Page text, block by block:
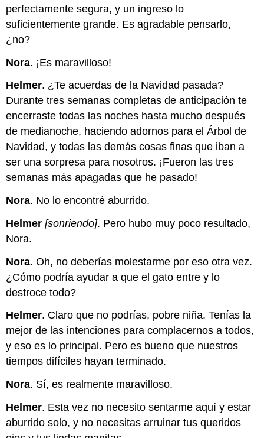
perfectamente segura, y un ingreso lo
suficientemente grande. Es agradable pensarlo,
¿no?
Nora. ¡Es maravilloso!
Helmer. ¿Te acuerdas de la Navidad pasada?
Durante tres semanas completas de anticipación te
encerraste todas las noches hasta mucho después
de medianoche, haciendo adornos para el Árbol de
Navidad, y todas las demás cosas finas que iban a
ser una sorpresa para nosotros. ¡Fueron las tres
semanas más apagadas que he pasado!
Nora. No lo encontré aburrido.
Helmer [sonriendo]. Pero hubo muy poco resultado,
Nora.
Nora. Oh, no deberías molestarme por eso otra vez.
¿Cómo podría ayudar a que el gato entre y lo
destroce todo?
Helmer. Claro que no podrías, pobre niña. Tenías la
mejor de las intenciones para complacernos a todos,
y eso es lo principal. Pero es bueno que nuestros
tiempos difíciles hayan terminado.
Nora. Sí, es realmente maravilloso.
Helmer. Esta vez no necesito sentarme aquí y estar
aburrido solo, y no necesitas arruinar tus queridos